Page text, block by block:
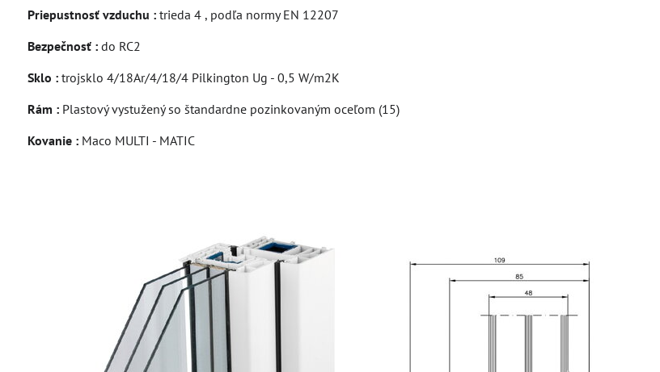
Priepustnosť vzduchu :trieda 4 , podľa normy EN 12207
Bezpečnosť :do RC2
Sklo :trojsklo 4/18Ar/4/18/4 Pilkington Ug - 0,5 W/m2K
Rám :Plastový vystužený so štandardne pozinkovaným oceľom (15)
Kovanie :Maco MULTI - MATIC